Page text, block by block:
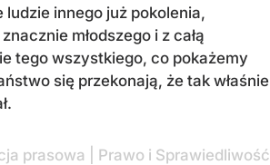
innego już pokolenia,
młodszego i z całą
tego wszystkiego, co pokażemy
się przekonają, że tak właśnie
prasowa | Prawo i Sprawiedliwość